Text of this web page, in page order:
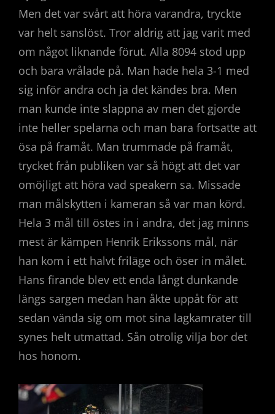
Men det var svårt att höra varandra, tryckte
var helt sanslöst. Tror aldrig att jag varit med
om något liknande förut. Alla 8094 stod upp
och bara vrålade på. Man hade hela 3-1 med
sig inför andra och ja det kändes bra. Men
man kunde inte slappna av men det gjorde
inte heller spelarna och man bara fortsatte att
ösa på framåt. Man trummade på framåt,
trycket från publiken var så högt att det var
omöjligt att höra vad speakern sa. Missade
man målskytten i kameran så var man körd.
Hela 3 mål till östes in i andra, det jag minns
mest är kämpen Henrik Erikssons mål, när
han kom i ett halvt friläge och öser in målet.
Hans firande blev ett enda långt dunkande
längs sargen medan han åkte uppåt för att
sedan vända sig om mot sina lagkamrater till
synes helt utmattad. Sån otrolig vilja bor det
hos honom.